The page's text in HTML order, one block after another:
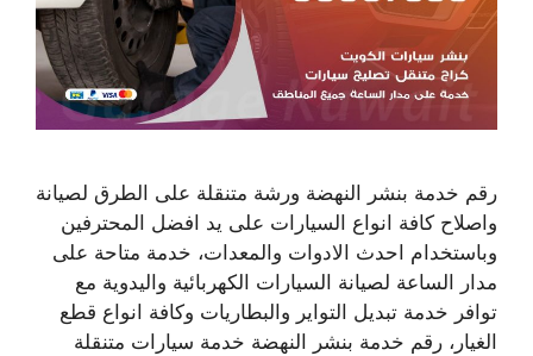
رقم خدمة بنشر النهضة ورشة متنقلة على الطرق لصيانة
واصلاح كافة انواع السيارات على يد افضل المحترفين
وباستخدام احدث الادوات والمعدات، خدمة متاحة على
مدار الساعة لصيانة السيارات الكهربائية واليدوية مع
توافر خدمة تبديل التواير والبطاريات وكافة انواع قطع
الغيار، رقم خدمة بنشر النهضة خدمة سيارات متنقلة